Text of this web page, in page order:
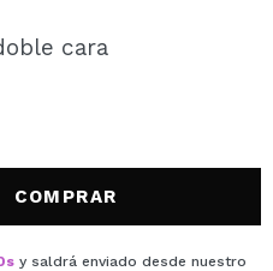
podrás realizar
el estado de tus
anteriores.
CUENTA
cara
COMPRAR
s y saldrá enviado desde nuestro